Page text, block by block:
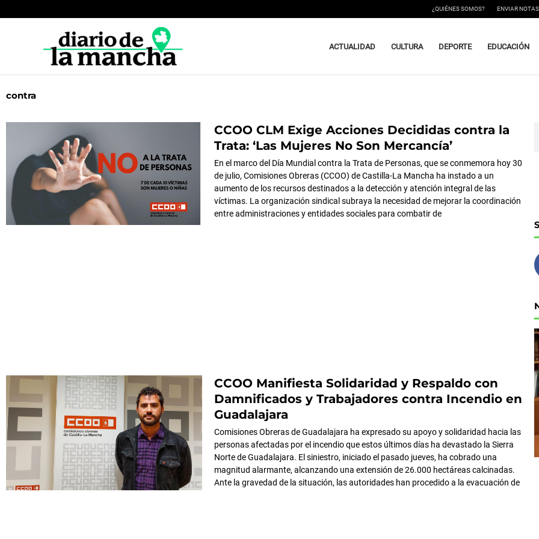
al
¿QUIÉNES SOMOS? ENVIAR
ACTUALIDAD CULTURA DEPORTE EDUCACIÓN
contra
CCOO CLM Exige Acciones Decididas contra la
Trata: ‘Las Mujeres No Son Mercancía’
En el marco del Día Mundial contra la Trata de Personas, que se conmemora hoy 30
de julio, Comisiones Obreras (CCOO) de Castilla-La Mancha ha instado a un
aumento de los recursos destinados a la detección y atención integral de las
víctimas. La organización sindical subraya la necesidad de mejorar la coordinación
entre administraciones y entidades sociales para combatir de
CCOO Manifiesta Solidaridad y Respaldo con
Damnificados y Trabajadores contra Incendio en
Guadalajara
Comisiones Obreras de Guadalajara ha expresado su apoyo y solidaridad hacia las
personas afectadas por el incendio que estos últimos días ha devastado la Sierra
Norte de Guadalajara. El siniestro, iniciado el pasado jueves, ha cobrado una
magnitud alarmante, alcanzando una extensión de 26.000 hectáreas calcinadas.
Ante la gravedad de la situación, las autoridades han procedido a la evacuación de
PáginaPáginaPáginaPáginaPágina